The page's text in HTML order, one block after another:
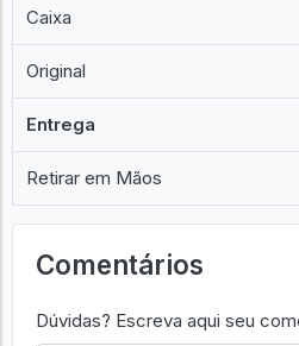
Caixa
Original
Entrega
Retirar em Mãos
Comentários
Dúvidas? Escreva aqui seu